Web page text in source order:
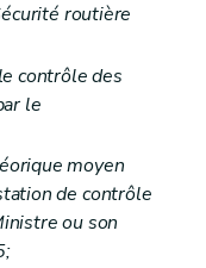
routière
contrôle des
le
moyen
de contrôle
ou son